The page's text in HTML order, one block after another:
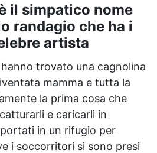
il simpatico nome
randagio che ha i
artista
trovato una cagnolina
mamma e tutta la
la prima cosa che
e caricarli in
in un rifugio per
i soccorritori si sono presi